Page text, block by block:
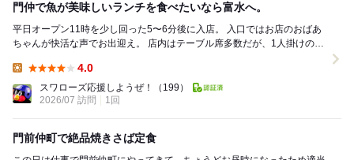
門仲で魚が美味しいランチを食べたいなら富水へ。
平日オープン11時を少し回った5〜6分後に入店。 入口ではお店のおばあ
ちゃんが快活な声でお出迎え。 店内はテーブル席多数だが、1人掛けの席
4.0
スワローズ応援しようぜ！
（199）
2026/07 訪問
1回
門前仲町で絶品焼きさば定食